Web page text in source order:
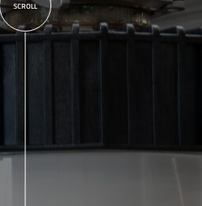
Jobs und Karriere
SCROLL